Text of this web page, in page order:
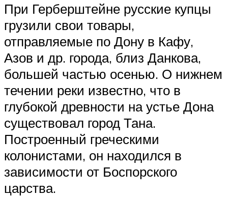
При Герберштейне русские купцы
грузили свои товары,
отправляемые по Дону в Кафу,
Азов и др. города, близ Данкова,
большей частью осенью. О нижнем
течении реки известно, что в
глубокой древности на устье Дона
существовал город Тана.
Построенный греческими
колонистами, он находился в
зависимости от Боспорского
царства.